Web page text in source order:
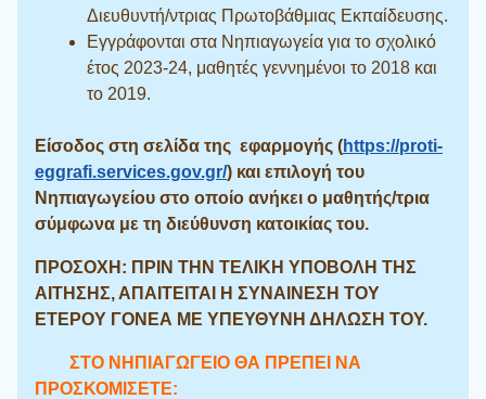
Διευθυντή/ντριας Πρωτοβάθμιας Εκπαίδευσης.
Εγγράφονται στα Νηπιαγωγεία για το σχολικό
έτος 2023-24, μαθητές γεννημένοι το 2018 και
το 2019.
Είσοδος στη σελίδα της εφαρμογής (https://proti-
eggrafi.services.gov.gr/) και επιλογή του
Νηπιαγωγείου στο οποίο ανήκει ο μαθητής/τρια
σύμφωνα με τη διεύθυνση κατοικίας του.
ΠΡΟΣΟΧΗ: ΠΡΙΝ ΤΗΝ ΤΕΛΙΚΗ ΥΠΟΒΟΛΗ ΤΗΣ
ΑΙΤΗΣΗΣ, ΑΠΑΙΤΕΙΤΑΙ Η ΣΥΝΑΙΝΕΣΗ ΤΟΥ
ΕΤΕΡΟΥ ΓΟΝΕΑ ΜΕ ΥΠΕΥΘΥΝΗ ΔΗΛΩΣΗ ΤΟΥ.
ΣΤΟ ΝΗΠΙΑΓΩΓΕΙΟ ΘΑ ΠΡΕΠΕΙ ΝΑ
ΠΡΟΣΚΟΜΙΣΕΤΕ: